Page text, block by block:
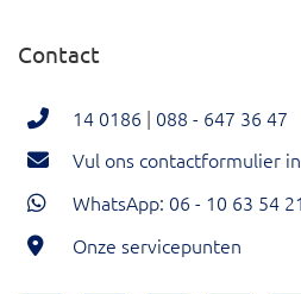
Contact
14 0186 | 088 - 647 36 47
Vul ons contactformulier in
WhatsApp: 06 - 10 63 54 21
Onze servicepunten